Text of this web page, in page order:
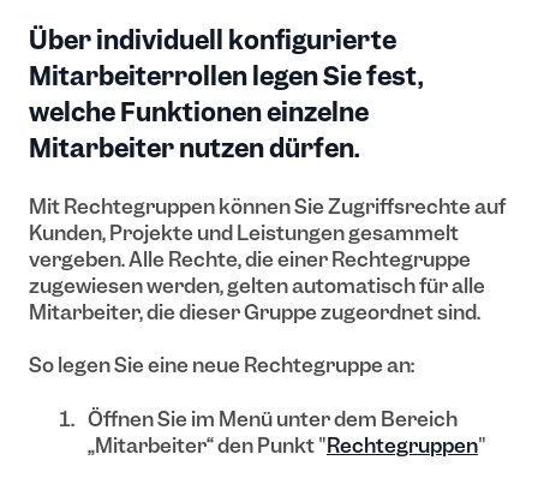
Über individuell konfigurierte
Mitarbeiterrollen legen Sie fest,
welche Funktionen einzelne
Mitarbeiter nutzen dürfen.
Mit Rechtegruppen können Sie Zugriffsrechte auf
Kunden, Projekte und Leistungengesammelt
vergeben. Alle Rechte, die einer Rechtegruppe
zugewiesen werden, gelten automatisch für alle
Mitarbeiter, die dieser Gruppe zugeordnet sind.
So legen Sie eine neue Rechtegruppe an:
Öffnen Sie im Menü unter dem Bereich
„Mitarbeiter“ den Punkt "Rechtegruppen"